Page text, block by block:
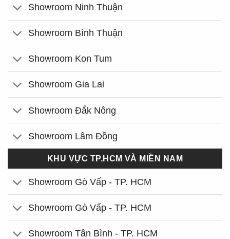
Showroom Ninh Thuận
Showroom Bình Thuận
Showroom Kon Tum
Showroom Gia Lai
Showroom Đắk Nông
Showroom Lâm Đồng
KHU VỰC TP.HCM VÀ MIỀN NAM
Showroom Gò Vấp - TP. HCM
Showroom Gò Vấp - TP. HCM
Showroom Tân Bình - TP. HCM